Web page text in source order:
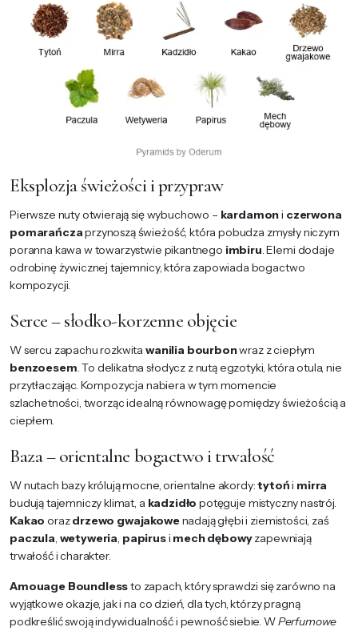
Eksplozja świeżości i przypraw
Pierwsze nuty otwierają się wybuchowo – kardamoni czerwona
pomarańczaprzynoszą świeżość, która pobudza zmysły niczym
poranna kawa w towarzystwie pikantnego imbiru. Elemi dodaje
odrobinę żywicznej tajemnicy, która zapowiada bogactwo
kompozycji.
Serce – słodko-korzenne objęcie
W sercu zapachu rozkwita wanilia bourbonwraz z ciepłym
benzoesem. To delikatna słodycz z nutą egzotyki, która otula, nie
przytłaczając. Kompozycja nabiera w tym momencie
szlachetności, tworząc idealną równowagę pomiędzy świeżością a
ciepłem.
Baza – orientalne bogactwo i trwałość
W nutach bazy królują mocne, orientalne akordy:tytońi mirra
budują tajemniczy klimat, a kadzidło potęguje mistyczny nastrój.
Kakao orazdrzewo gwajakowenadają głębi i ziemistości, zaś
paczula, wetyweria, papirusi mech dębowyzapewniają
trwałość i charakter.
Amouage Boundlessto zapach, który sprawdzi się zarówno na
wyjątkowe okazje, jak i na co dzień, dla tych, którzy pragną
podkreślić swoją indywidualność i pewność siebie. WPerfumowe